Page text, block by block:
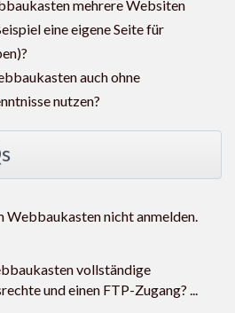
mehrere Websiten
eine eigene Seite für
auch ohne
nutzen?
Webbaukasten nicht anmelden.
vollständige
und einen FTP-Zugang? ...